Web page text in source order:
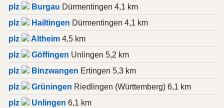
plz
Burgau Dürmentingen 4,1 km
plz
Hailtingen Dürmentingen 4,1 km
plz
Altheim 4,5 km
plz
Göffingen Unlingen 5,2 km
plz
Binzwangen Ertingen 5,3 km
plz
Grüningen Riedlingen (Württemberg) 6,1 km
plz
Unlingen 6,1 km